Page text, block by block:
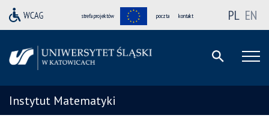
strefa projektów poczta kontakt PL EN
Instytut Matematyki